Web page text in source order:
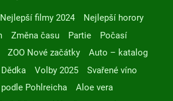
Nejlepší filmy 2024
Nejlepší horory
Změna času Partie
Počasí
ZOO Nové začátky
Auto – katalog
Volby 2025
Svařené víno
Pohlreicha
Aloe vera